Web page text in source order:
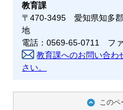
教育課
〒470-3495 愛知県知多
地
電話：0569-65-0711 フ
教育課へのお問い合わ
さい。
この